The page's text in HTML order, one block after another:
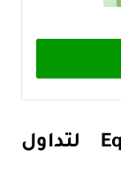
تقييم شركة اكويتي Equiti لتداول